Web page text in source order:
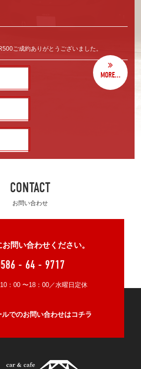
ご成約ありがとうございました。
MORE...
CONTACT
お問い合わせ
問い合わせください。
- 64 - 9717
：00 〜18：00／水曜日定休
ルでのお問い合わせはコチラ